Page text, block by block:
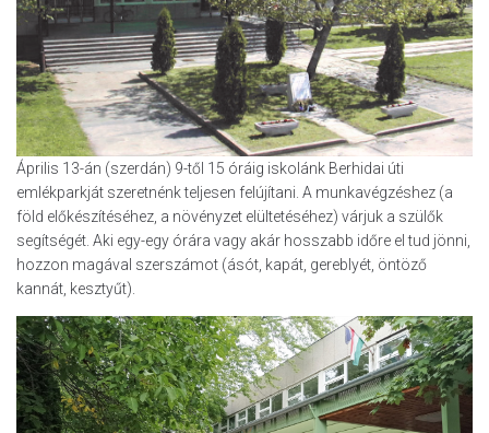
Április 13-án (szerdán) 9-től 15 óráig iskolánk Berhidai úti
emlékparkját szeretnénk teljesen felújítani. A munkavégzéshez (a
föld előkészítéséhez, a növényzet elültetéséhez) várjuk a szülők
segítségét. Aki egy-egy órára vagy akár hosszabb időre el tud jönni,
hozzon magával szerszámot (ásót, kapát, gereblyét, öntöző
kannát, kesztyűt).